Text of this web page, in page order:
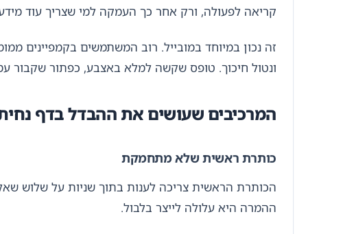
קריאה לפעולה, ורק אחר כך העמקה למי שצריך עוד
זה נכון במיוחד במובייל. רוב המשתמשים בקמפיינים
ונטול חיכוך. טופס שקשה למלא באצבע, כפתור שקבור
המרכיבים שעושים את ההבדל בדף
כותרת ראשית שלא מתחמקת
הכותרת הראשית צריכה לענות בתוך שניות על שלוש
ההמרה היא עלולה לייצר בלבול.